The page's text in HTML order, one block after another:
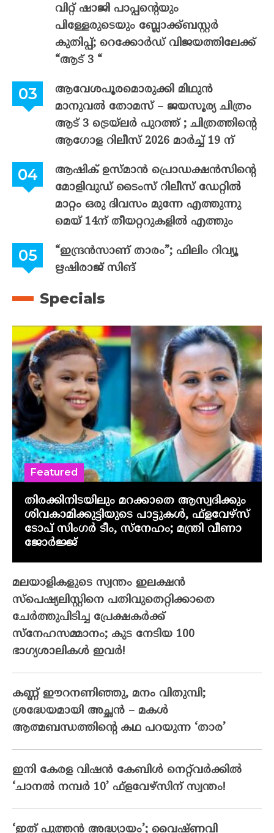
വിറ്റ് ഷാജി പാപ്പന്റെയും
പിള്ളേരുടെയും ബ്ലോക്ക്ബസ്റ്റർ
കുതിപ്പ്; റെക്കോർഡ് വിജയത്തിലേക്ക്
“ആട് 3 “
ആവേശപൂരമൊരുക്കി മിഥുൻ
മാനുവൽ തോമസ് – ജയസൂര്യ ചിത്രം
ആട് 3 ട്രെയ്‌ലർ പുറത്ത് ; ചിത്രത്തിന്റെ
ആഗോള റിലീസ് 2026 മാർച്ച് 19 ന്
ആഷിക് ഉസ്മാൻ പ്രൊഡക്ഷൻസിന്റെ
മോളിവുഡ് ടൈംസ് റിലീസ് ഡേറ്റിൽ
മാറ്റം ഒരു ദിവസം മുന്നേ എത്തുന്നു
മെയ് 14ന് തീയറ്ററുകളിൽ എത്തും
“ഇന്ദ്രൻസാണ് താരം”; ഫിലിം റിവ്യൂ
ഋഷിരാജ് സിങ്
Specials
തിരക്കിനിടയിലും മറക്കാതെ ആസ്വദിക്കും
ശിവകാമിക്കുട്ടിയുടെ പാട്ടുകൾ, ഫ്‌ളവേഴ്‌സ്
ടോപ് സിംഗർ ടീം, സ്നേഹം; മന്ത്രി വീണാ
ജോർജ്ജ്
Featured
മലയാളികളുടെ സ്വന്തം ഇലക്ഷന്‍
സ്‌പെഷ്യലിസ്റ്റിനെ പതിവുതെറ്റിക്കാതെ
ചേര്‍ത്തുപിടിച്ച പ്രേക്ഷകര്‍ക്ക്
സ്‌നേഹസമ്മാനം; കുട നേടിയ 100
ഭാഗ്യശാലികള്‍ ഇവര്‍!
കണ്ണ് ഈറനണിഞ്ഞു, മനം വിതുമ്പി;
ശ്രദ്ധേയമായി അച്ഛൻ – മകൾ
ആത്മബന്ധത്തിന്റെ കഥ പറയുന്ന ‘താര’
ഇനി കേരള വിഷൻ കേബിൾ നെറ്റ്‌വർക്കിൽ
‘ചാനൽ നമ്പർ 10’ ഫ്‌ളവേഴ്‌സിന് സ്വന്തം!
‘ഇത് പുത്തൻ അദ്ധ്യായം’; വൈഷ്‌ണവി